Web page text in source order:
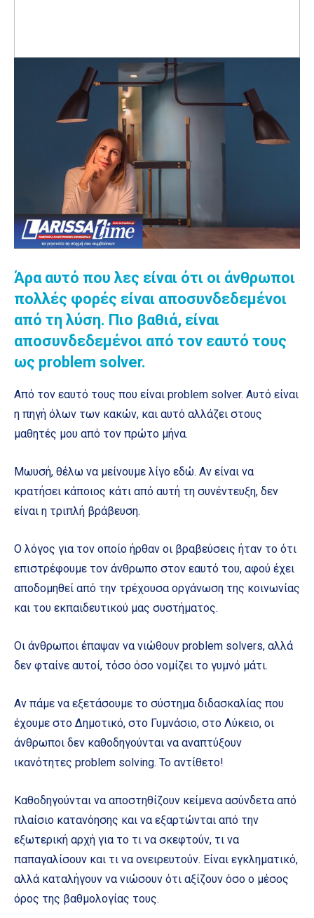
Άρα αυτό που λες είναι ότι οι άνθρωποι
πολλές φορές είναι αποσυνδεδεμένοι
από τη λύση. Πιο βαθιά, είναι
αποσυνδεδεμένοι από τον εαυτό τους
ως problem solver.
Από τον εαυτό τους που είναι problem solver. Αυτό είναι
η πηγή όλων των κακών, και αυτό αλλάζει στους
μαθητές μου από τον πρώτο μήνα.
Μωυσή, θέλω να μείνουμε λίγο εδώ. Αν είναι να
κρατήσει κάποιος κάτι από αυτή τη συνέντευξη, δεν
είναι η τριπλή βράβευση.
Ο λόγος για τον οποίο ήρθαν οι βραβεύσεις ήταν το ότι
επιστρέφουμε τον άνθρωπο στον εαυτό του, αφού έχει
αποδομηθεί από την τρέχουσα οργάνωση της κοινωνίας
και του εκπαιδευτικού μας συστήματος.
Οι άνθρωποι έπαψαν να νιώθουν problem solvers, αλλά
δεν φταίνε αυτοί, τόσο όσο νομίζει το γυμνό μάτι.
Αν πάμε να εξετάσουμε το σύστημα διδασκαλίας που
έχουμε στο Δημοτικό, στο Γυμνάσιο, στο Λύκειο, οι
άνθρωποι δεν καθοδηγούνται να αναπτύξουν
ικανότητες problem solving. Το αντίθετο!
Καθοδηγούνται να αποστηθίζουν κείμενα ασύνδετα από
πλαίσιο κατανόησης και να εξαρτώνται από την
εξωτερική αρχή για το τι να σκεφτούν, τι να
παπαγαλίσουν και τι να ονειρευτούν. Είναι εγκληματικό,
αλλά καταλήγουν να νιώσουν ότι αξίζουν όσο ο μέσος
όρος της βαθμολογίας τους.